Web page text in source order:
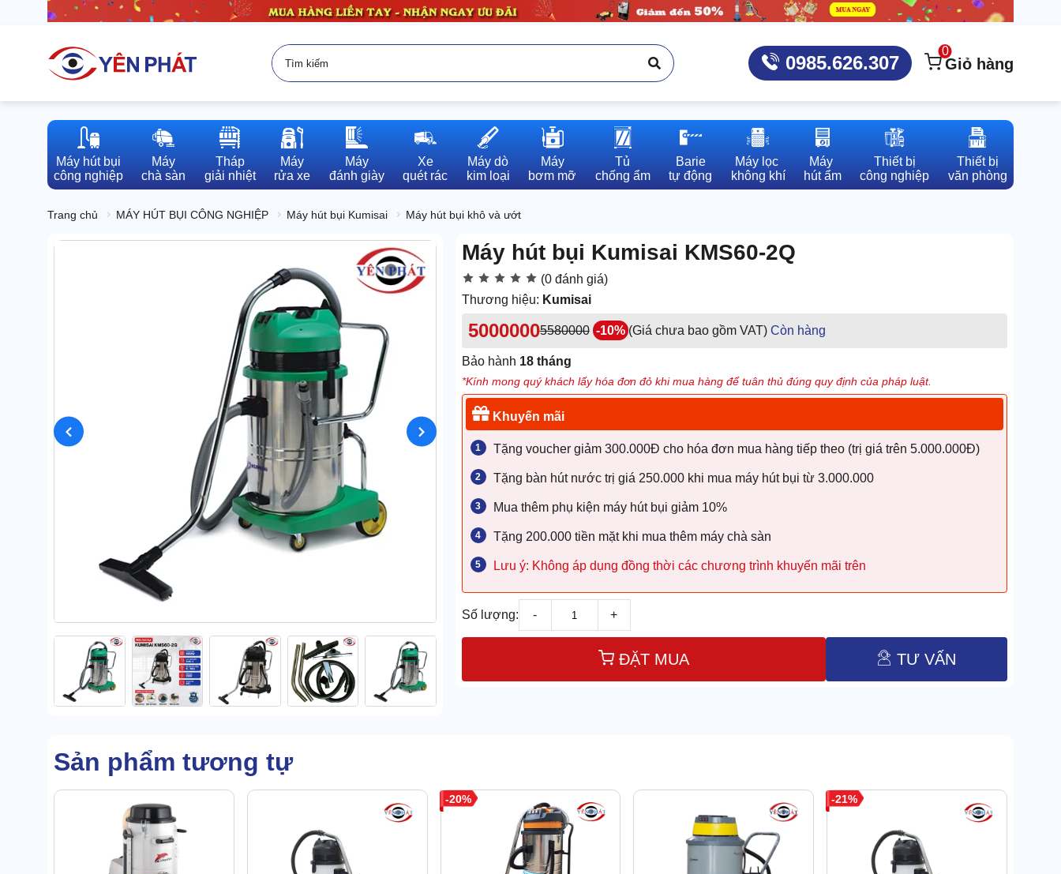
0985.626.307
0
Giỏ hàng
Máy hút bụi
công nghiệp
Máy
chà sàn
Tháp
giải nhiệt
Máy
rửa xe
Máy
đánh giày
Xe
quét rác
Máy dò
kim loại
Máy
bơm mỡ
Tủ
chống ẩm
Barie
tự động
Máy lọc
không khí
Máy
hút ẩm
Thiết bị
công nghiệp
Thiết bị
văn phòng
Trang chủ MÁY HÚT BỤI CÔNG NGHIỆP Máy hút bụi Kumisai Máy hút bụi khô và ướt
Máy hút bụi Kumisai KMS60-2Q
(0 đánh giá)
Thương hiệu: Kumisai
50000005580000 -10% (Giá chưa bao gồm VAT) Còn hàng
Bảo hành 18 tháng
*Kính mong quý khách lấy hóa đơn đỏ khi mua hàng để tuân thủ đúng quy định của pháp luật.
Khuyến mãi
Tặng voucher giảm 300.000Đ cho hóa đơn mua hàng tiếp theo (trị giá trên 5.000.000Đ)
Tặng bàn hút nước trị giá 250.000 khi mua máy hút bụi từ 3.000.000
Mua thêm phụ kiện máy hút bụi giảm 10%
Tặng 200.000 tiền mặt khi mua thêm máy chà sàn
Lưu ý: Không áp dụng đồng thời các chương trình khuyến mãi trên
Số lượng: - +
ĐẶT MUA TƯ VẤN
Sản phẩm tương tự
20 21